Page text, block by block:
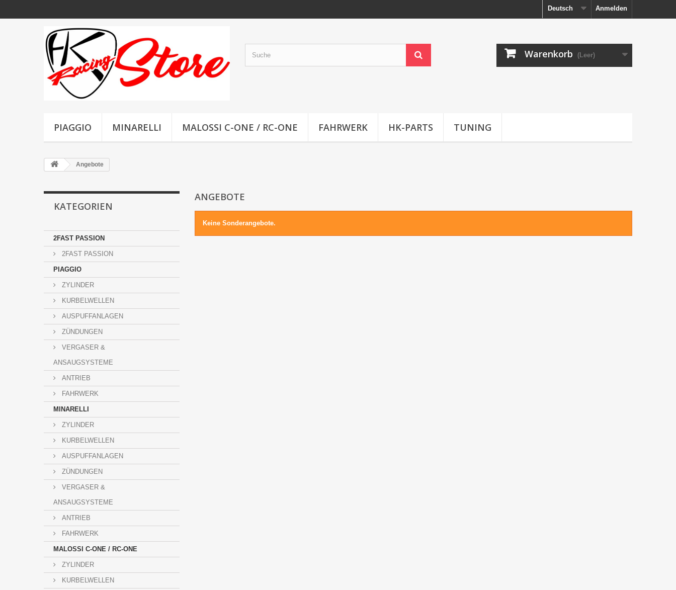
Anmelden
Deutsch
Warenkorb (Leer)
PIAGGIO MINARELLI MALOSSI C-ONE / RC-ONE FAHRWERK HK-PARTS TUNING
Angebote
KATEGORIEN
2FAST PASSION
2FAST PASSION
PIAGGIO
ZYLINDER
KURBELWELLEN
AUSPUFFANLAGEN
ZÜNDUNGEN
VERGASER &
ANSAUGSYSTEME
ANTRIEB
FAHRWERK
MINARELLI
ZYLINDER
KURBELWELLEN
AUSPUFFANLAGEN
ZÜNDUNGEN
VERGASER &
ANSAUGSYSTEME
ANTRIEB
FAHRWERK
MALOSSI C-ONE / RC-ONE
ZYLINDER
KURBELWELLEN
ANGEBOTE
Keine Sonderangebote.